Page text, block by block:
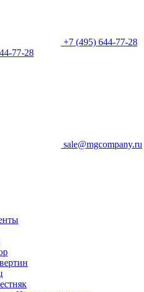
+7 (495) 644-77-28
77-28
sale@mgcompany.ru